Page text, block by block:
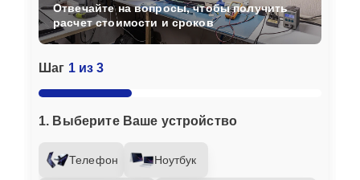
Шаг 1 из 3
1. Выберите Ваше устройство
Телефон Ноутбук
Отвечайте на вопросы, чтобы получить
расчет стоимости и сроков